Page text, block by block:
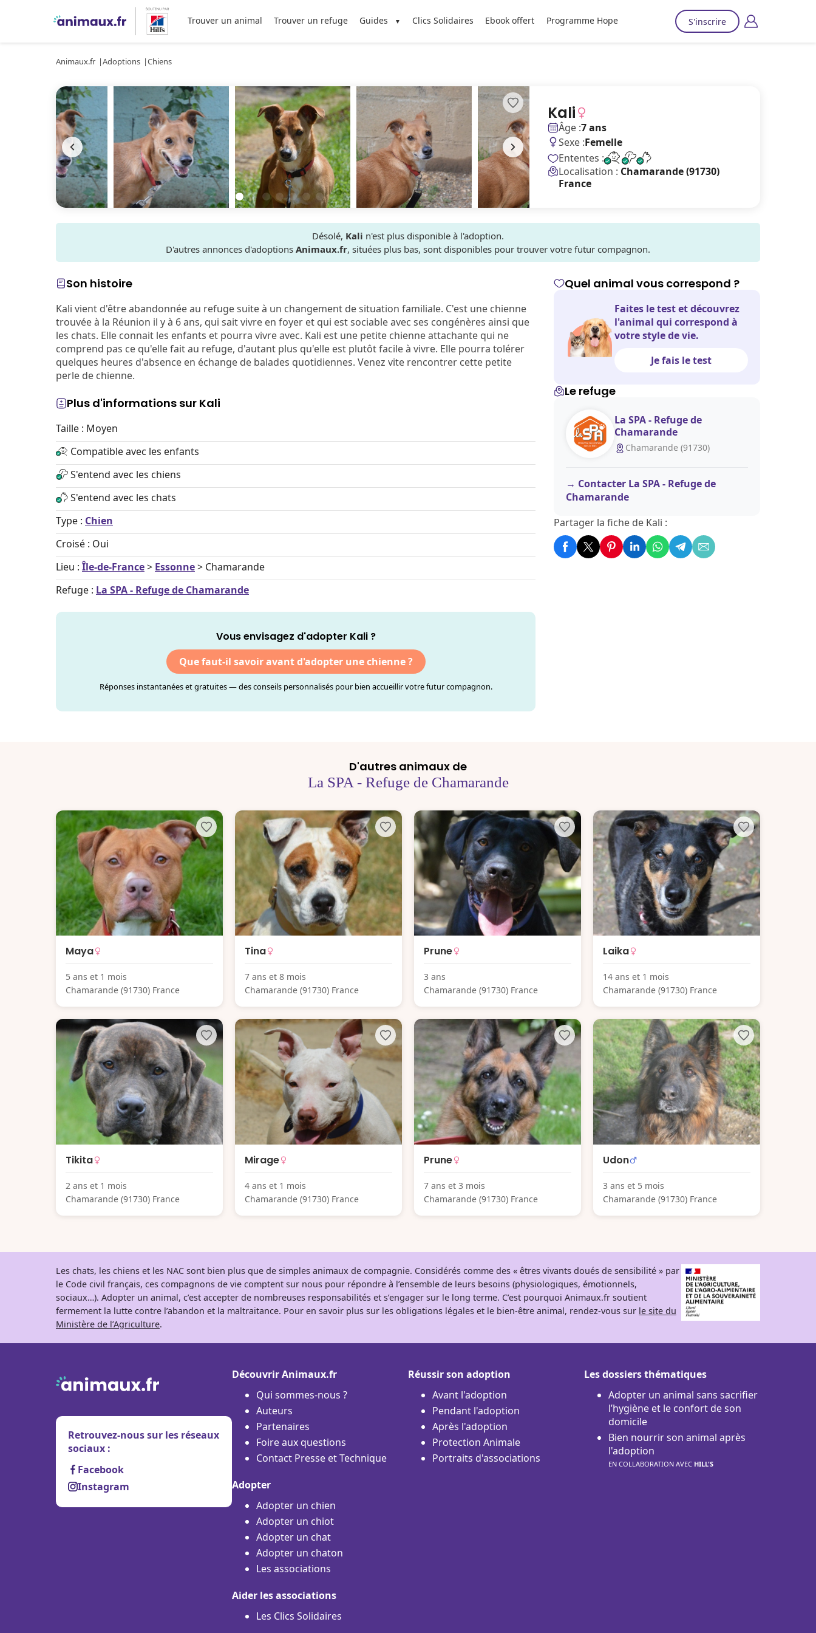
Trouver un animal Trouver un refuge Guides Clics Solidaires Ebook offert Programme Hope S'inscrire
Animaux.fr Adoptions Chiens
Kali
Âge :7 ans
Sexe :Femelle
Ententes :
Localisation : Chamarande (91730)
France
Désolé, Kali n'est plus disponible à l'adoption.
D'autres annonces d'adoptions Animaux.fr, situées plus bas, sont disponibles pour trouver votre futur compagnon.
Son histoire
Kali vient d'être abandonnée au refuge suite à un changement de situation familiale. C'est une chienne
trouvée à la Réunion il y à 6 ans, qui sait vivre en foyer et qui est sociable avec ses congénères ainsi que
les chats. Elle connait les enfants et pourra vivre avec. Kali est une petite chienne attachante qui ne
comprend pas ce qu'elle fait au refuge, d'autant plus qu'elle est plutôt facile à vivre. Elle pourra tolérer
quelques heures d'absence en échange de balades quotidiennes. Venez vite rencontrer cette petite
perle de chienne.
Plus d'informations sur Kali
Taille : Moyen
Compatible avec les enfants
S'entend avec les chiens
S'entend avec les chats
Type : Chien
Croisé : Oui
Lieu : Île-de-France> Essonne> Chamarande
Refuge : La SPA - Refuge de Chamarande
Vous envisagez d'adopter Kali ?
Que faut-il savoir avant d'adopter une chienne ?
Réponses instantanées et gratuites — des conseils personnalisés pour bien accueillir votre futur compagnon.
Quel animal vous correspond ?
Faites le test et découvrez
l'animal qui correspond à
votre style de vie.
Je fais le test
Le refuge
La SPA - Refuge de
Chamarande
Chamarande (91730)
Contacter La SPA - Refuge de
Chamarande
Partager la fiche de Kali :
D'autres animaux de
La SPA - Refuge de Chamarande
Maya
5 ans et 1 mois
Chamarande (91730) France
Tina
7 ans et 8 mois
Chamarande (91730) France
Prune
3 ans
Chamarande (91730) France
Laika
14 ans et 1 mois
Chamarande (91730) France
Tikita
2 ans et 1 mois
Chamarande (91730) France
Mirage
4 ans et 1 mois
Chamarande (91730) France
Prune
7 ans et 3 mois
Chamarande (91730) France
Udon
3 ans et 5 mois
Chamarande (91730) France
Les chats, les chiens et les NAC sont bien plus que de simples animaux de compagnie. Considérés comme des « êtres vivants doués de sensibilité » par
le Code civil français, ces compagnons de vie comptent sur nous pour répondre à l’ensemble de leurs besoins (physiologiques, émotionnels,
sociaux…). Adopter un animal, c’est accepter de nombreuses responsabilités et s’engager sur le long terme. C’est pourquoi Animaux.fr soutient
fermement la lutte contre l’abandon et la maltraitance. Pour en savoir plus sur les obligations légales et le bien-être animal, rendez-vous sur le site du
Ministère de l’Agriculture.
Retrouvez-nous sur les réseaux
sociaux :
Facebook
Instagram
Découvrir Animaux.fr
Qui sommes-nous ?
Auteurs
Partenaires
Foire aux questions
Contact Presse et Technique
Adopter
Adopter un chien
Adopter un chiot
Adopter un chat
Adopter un chaton
Les associations
Aider les associations
Les Clics Solidaires
Réussir son adoption
Avant l'adoption
Pendant l'adoption
Après l'adoption
Protection Animale
Portraits d'associations
Les dossiers thématiques
Adopter un animal sans sacrifier
l’hygiène et le confort de son
domicile
Bien nourrir son animal après
l'adoption
EN COLLABORATION AVEC HILL'S